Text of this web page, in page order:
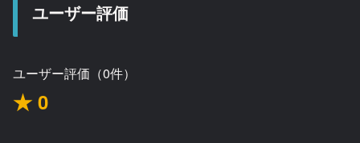
ユーザー評価
ユーザー評価（0件）
★ 0